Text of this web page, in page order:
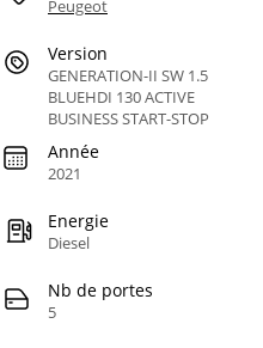
Peugeot
Version
GENERATION-II SW 1.5
BLUEHDI 130 ACTIVE
BUSINESS START-STOP
Année
2021
Energie
Diesel
Nb de portes
5